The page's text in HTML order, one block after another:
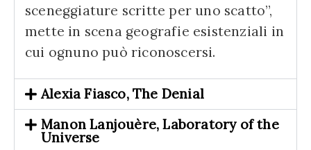
sceneggiature scritte per uno scatto”,
mette in scena geografie esistenziali in
cui ognuno può riconoscersi.
Alexia Fiasco, The Denial
Manon Lanjouère, Laboratory of the
Universe